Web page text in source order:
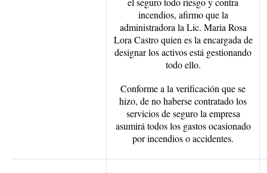
incendios, afirmo que la
administradora la Lic. Maria Rosa
Lora Castro quien es la encargada de
designar los activos está gestionando
todo ello.
Conforme a la verificación que se
hizo, de no haberse contratado los
servicios de seguro la empresa
asumirá todos los gastos ocasionado
por incendios o accidentes.